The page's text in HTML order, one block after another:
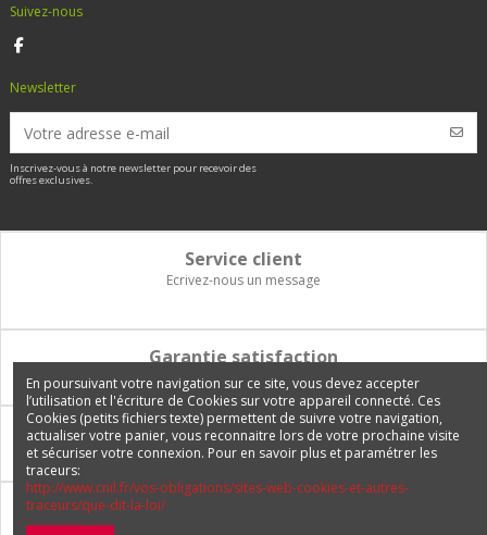
Suivez-nous
Newsletter
Inscrivez-vous à notre newsletter pour recevoir des
offres exclusives.
Service client
Ecrivez-nous un message
Garantie satisfaction
Vous disposez de 14 jours pour changer d'avis et être remboursé
Paiement 100% sécurisé
Carte bancaire, PayPal, 3 fois sans frais, virement bancaire
Livraison Internationale
Expédition en France, en Europe et vers tous les DOM-TOM
En poursuivant votre navigation sur ce site, vous devez accepter
l’utilisation et l'écriture de Cookies sur votre appareil connecté. Ces
Cookies (petits fichiers texte) permettent de suivre votre navigation,
actualiser votre panier, vous reconnaitre lors de votre prochaine visite
et sécuriser votre connexion. Pour en savoir plus et paramétrer les
traceurs:
http://www.cnil.fr/vos-obligations/sites-web-cookies-et-autres-
traceurs/que-dit-la-loi/